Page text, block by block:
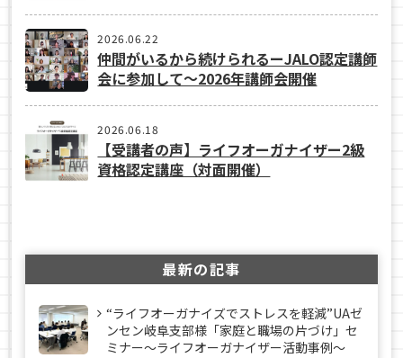
2026.06.22
仲間がいるから続けられるーJALO認定講師
会に参加して～2026年講師会開催
2026.06.18
【受講者の声】ライフオーガナイザー2級
資格認定講座（対面開催）
最新の記事
“ライフオーガナイズでストレスを軽減”UAゼ
ンセン岐阜支部様「家庭と職場の片づけ」セ
ミナー～ライフオーガナイザー活動事例〜